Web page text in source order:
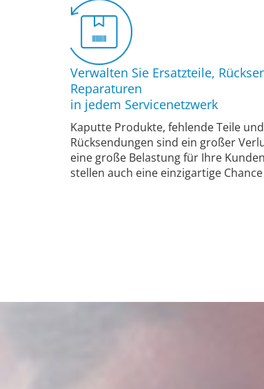
Verwalten Sie Ersatzteile,
Reparaturen
in jedem Servicenetzwerk
Kaputte Produkte, fehlende Teile
Rücksendungen sind ein großer
eine große Belastung für Ihre
stellen auch eine einzigartige